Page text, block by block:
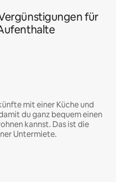
für
mit einer Küche und
du ganz bequem einen
kannst. Das ist die
Untermiete.